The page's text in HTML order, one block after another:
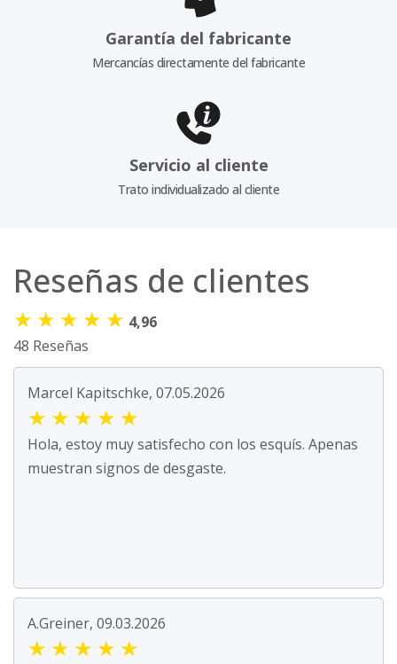
Garantía del fabricante
Mercancías directamente del fabricante
Servicio al cliente
Trato individualizado al cliente
Reseñas de clientes
★ ★ ★ ★ ★ 4,96
48 Reseñas
Marcel Kapitschke, 07.05.2026
★ ★ ★ ★ ★
Hola, estoy muy satisfecho con los esquís. Apenas
muestran signos de desgaste.
A.Greiner, 09.03.2026
★ ★ ★ ★ ★